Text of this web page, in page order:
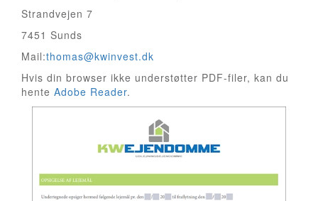
Strandvejen 7
7451 Sunds
Mail:thomas@kwinvest.dk
Hvis din browser ikke understøtter PDF-filer, kan du
hente Adobe Reader.